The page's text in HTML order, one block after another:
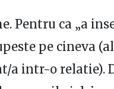
Pentru ca „a
pe cineva
a intr-o relatie).